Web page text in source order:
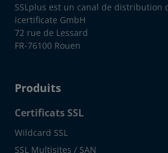
SSLplus est un canal de distribution
icertificate GmbH
72 rue de Lessard
FR-76100 Rouen
Produits
Certificats SSL
Wildcard SSL
SSL Multisites / SAN